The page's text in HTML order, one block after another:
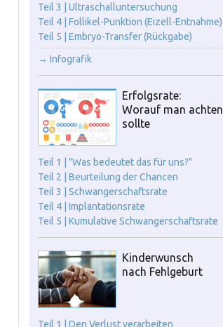
Teil 3 | Ultraschalluntersuchung
Teil 4 | Follikel-Punktion (Eizell-Entnahme)
Teil 5 | Embryo-Transfer (Rückgabe)
→ Infografik
Erfolgsrate:
Worauf man achten
sollte
Teil 1 | "Was bedeutet das für uns?"
Teil 2 | Beurteilung der Chancen
Teil 3 | Schwangerschaftsrate
Teil 4 | Implantationsrate
Teil 5 | Kumulative Schwangerschaftsrate
Kinderwunsch
nach Fehlgeburt
Teil 1 | Den Verlust verarbeiten